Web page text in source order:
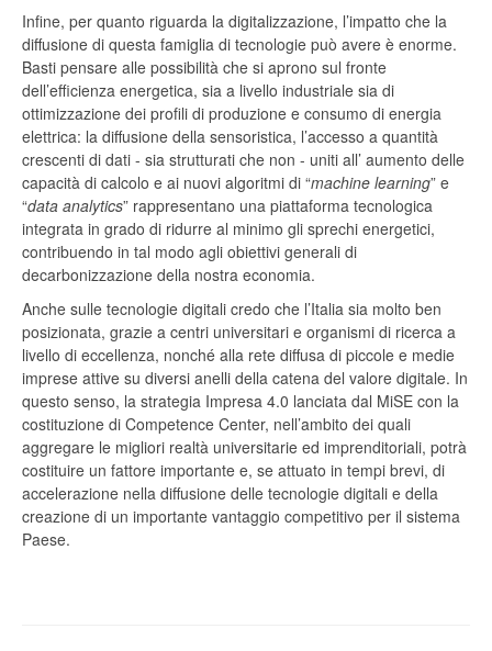
Infine, per quanto riguarda la digitalizzazione, l’impatto che la
diffusione di questa famiglia di tecnologie può avere è enorme.
Basti pensare alle possibilità che si aprono sul fronte
dell’efficienza energetica, sia a livello industriale sia di
ottimizzazione dei profili di produzione e consumo di energia
elettrica: la diffusione della sensoristica, l’accesso a quantità
crescenti di dati - sia strutturati che non - uniti all’ aumento delle
capacità di calcolo e ai nuovi algoritmi di “machine learning” e
“data analytics” rappresentano una piattaforma tecnologica
integrata in grado di ridurre al minimo gli sprechi energetici,
contribuendo in tal modo agli obiettivi generali di
decarbonizzazione della nostra economia.
Anche sulle tecnologie digitali credo che l’Italia sia molto ben
posizionata, grazie a centri universitari e organismi di ricerca a
livello di eccellenza, nonché alla rete diffusa di piccole e medie
imprese attive su diversi anelli della catena del valore digitale. In
questo senso, la strategia Impresa 4.0 lanciata dal MiSE con la
costituzione di Competence Center, nell’ambito dei quali
aggregare le migliori realtà universitarie ed imprenditoriali, potrà
costituire un fattore importante e, se attuato in tempi brevi, di
accelerazione nella diffusione delle tecnologie digitali e della
creazione di un importante vantaggio competitivo per il sistema
Paese.